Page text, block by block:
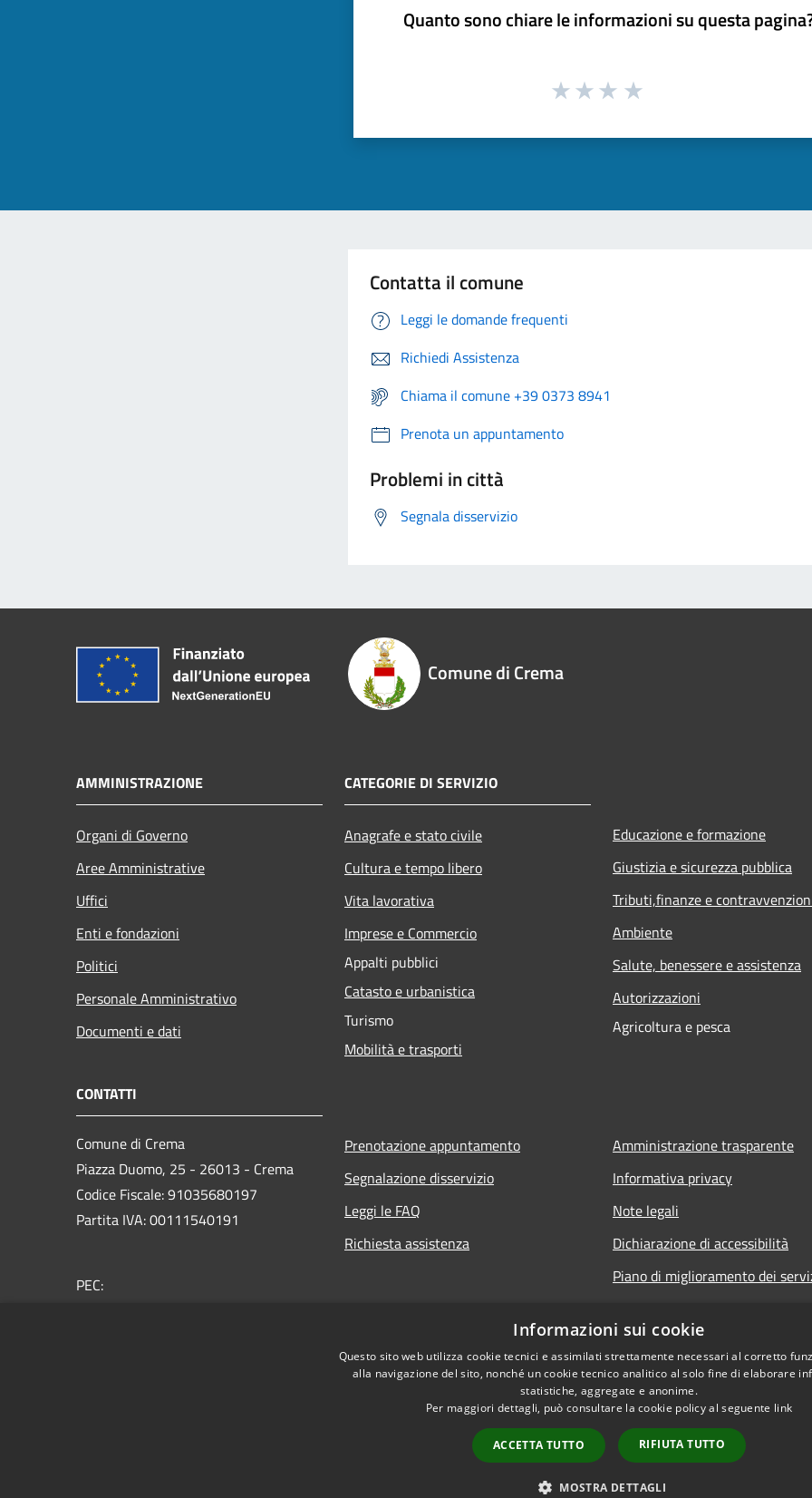
Quanto sono chiare le informazioni su questa
Contatta il comune
Leggi le domande frequenti
Richiedi Assistenza
Chiama il comune +39 0373 8941
Prenota un appuntamento
Problemi in città
Segnala disservizio
Comune di Crema
AMMINISTRAZIONE
Organi di Governo
Aree Amministrative
Uffici
Enti e fondazioni
Politici
Personale Amministrativo
Documenti e dati
CATEGORIE DI SERVIZIO
Anagrafe e stato civile
Cultura e tempo libero
Vita lavorativa
Imprese e Commercio
Appalti pubblici
Catasto e urbanistica
Turismo
Mobilità e trasporti
Educazione e formazione
Giustizia e sicurezza pubblica
Tributi,finanze e
Ambiente
Salute, benessere e assistenza
Autorizzazioni
Agricoltura e pesca
CONTATTI
Comune di Crema
Piazza Duomo, 25 - 26013 - Crema
Codice Fiscale: 91035680197
Partita IVA: 00111540191
PEC:
Prenotazione appuntamento
Segnalazione disservizio
Leggi le FAQ
Richiesta assistenza
Amministrazione trasparente
Informativa privacy
Note legali
Dichiarazione di accessibilità
Piano di miglioramento dei
Copyright © 2026 •
Informazioni sui cookie
Questo sito web utilizza cookie tecnici e assimilati strettamente necessari al corretto
alla navigazione del sito, nonché un cookie tecnico analitico al solo fine di elaborare
statistiche, aggregate e anonime.
Per maggiori dettagli, può consultare la cookie policy al seguente link
ACCETTA TUTTO RIFIUTA TUTTO
MOSTRA DETTAGLI